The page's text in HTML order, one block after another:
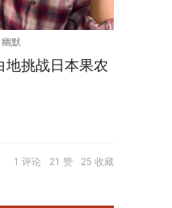
幽默
地挑战日本果农
1 评论 21 赞 25 收藏